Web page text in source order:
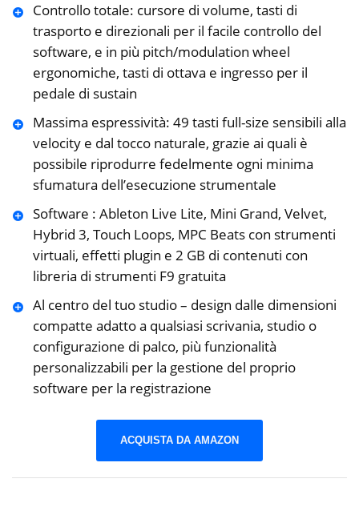
Controllo totale: cursore di volume, tasti di
trasporto e direzionali per il facile controllo del
software, e in più pitch/modulation wheel
ergonomiche, tasti di ottava e ingresso per il
pedale di sustain
Massima espressività: 49 tasti full-size sensibili alla
velocity e dal tocco naturale, grazie ai quali è
possibile riprodurre fedelmente ogni minima
sfumatura dell’esecuzione strumentale
Software : Ableton Live Lite, Mini Grand, Velvet,
Hybrid 3, Touch Loops, MPC Beats con strumenti
virtuali, effetti plugin e 2 GB di contenuti con
libreria di strumenti F9 gratuita
Al centro del tuo studio – design dalle dimensioni
compatte adatto a qualsiasi scrivania, studio o
configurazione di palco, più funzionalità
personalizzabili per la gestione del proprio
software per la registrazione
ACQUISTA DA AMAZON